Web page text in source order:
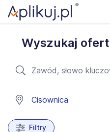
Wyszukaj
Filtry